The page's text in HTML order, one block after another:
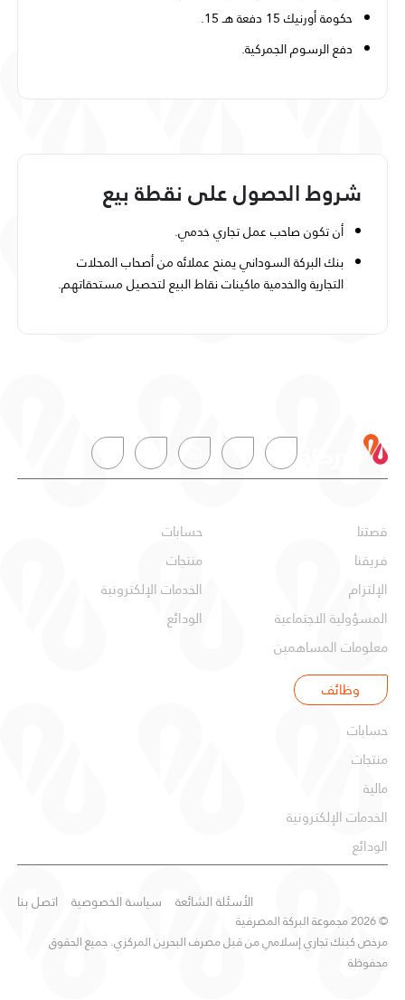
حكومة أورنيك 15 دفعة هـ 15.
دفع الرسوم الجمركية.
شروط الحصول على نقطة بيع
أن تكون صاحب عمل تجاري خدمي.
بنك البركة السوداني يمنح عملائه من أصحاب المحلات
التجارية والخدمية ماكينات نقاط البيع لتحصيل مستحقاتهم.
قصتنا
فريقنا
الإلتزام
المسؤولية الاجتماعية
معلومات المساهمين
وظائف
حسابات
منتجات
الخدمات الإلكترونية
الودائع
شركات
حسابات
منتجات
مالية
الخدمات الإلكترونية
الودائع
© 2026 مجموعة البركة المصرفية
مرخص كبنك تجاري إسلامي من قبل مصرف البحرين المركزي. جميع الحقوق
محفوظة
الأسئلة الشائعة سياسة الخصوصية اتصل بنا